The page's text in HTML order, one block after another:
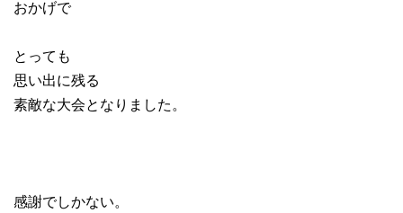
おかげで
とっても
思い出に残る
素敵な大会となりました。
感謝でしかない。